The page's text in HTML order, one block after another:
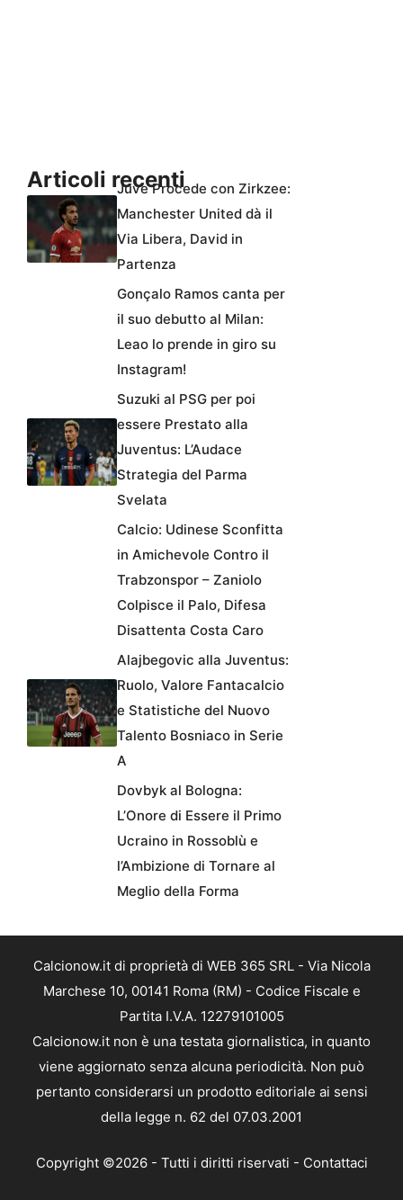
Articoli recentiJuve Procede con Zirkzee:
Manchester United dà il
Via Libera, David in
Partenza
Gonçalo Ramos canta per
il suo debutto al Milan:
Leao lo prende in giro su
Instagram!
Suzuki al PSG per poi
essere Prestato alla
Juventus: L’Audace
Strategia del Parma
Svelata
Calcio: Udinese Sconfitta
in Amichevole Contro il
Trabzonspor – Zaniolo
Colpisce il Palo, Difesa
Disattenta Costa Caro
Alajbegovic alla Juventus:
Ruolo, Valore Fantacalcio
e Statistiche del Nuovo
Talento Bosniaco in Serie
A
Dovbyk al Bologna:
L’Onore di Essere il Primo
Ucraino in Rossoblù e
l’Ambizione di Tornare al
Meglio della Forma
Calcionow.it di proprietà di WEB 365 SRL - Via Nicola
Marchese 10, 00141 Roma (RM) - Codice Fiscale e
Partita I.V.A. 12279101005
Calcionow.it non è una testata giornalistica, in quanto
viene aggiornato senza alcuna periodicità. Non può
pertanto considerarsi un prodotto editoriale ai sensi
della legge n. 62 del 07.03.2001
Copyright ©2026 - Tutti i diritti riservati - Contattaci